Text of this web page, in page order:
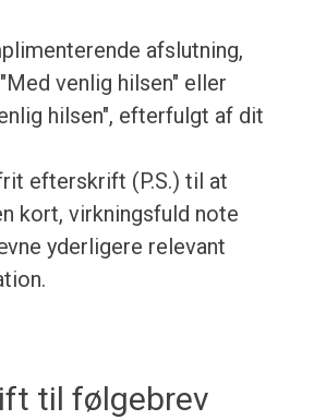
afslutning,
venlig hilsen" eller
hilsen", efterfulgt af dit
efterskrift (P.S.) til at
kort, virkningsfuld note
yderligere relevant
til følgebrev